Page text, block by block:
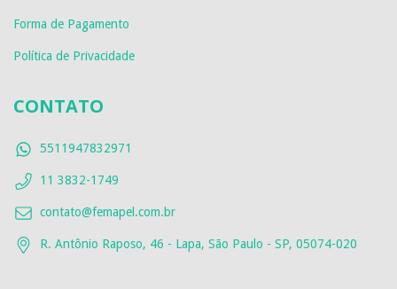
Forma de Pagamento
Política de Privacidade
CONTATO
5511947832971
11 3832-1749
contato@femapel.com.br
R. Antônio Raposo, 46 - Lapa, São Paulo - SP, 05074-020